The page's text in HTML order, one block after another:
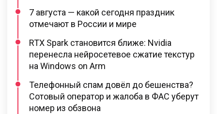
7 августа — какой сегодня праздник
отмечают в России и мире
RTX Spark становится ближе: Nvidia
перенесла нейросетевое сжатие текстур
на Windows on Arm
Телефонный спам довёл до бешенства?
Сотовый оператор и жалоба в ФАС уберут
номер из обзвона